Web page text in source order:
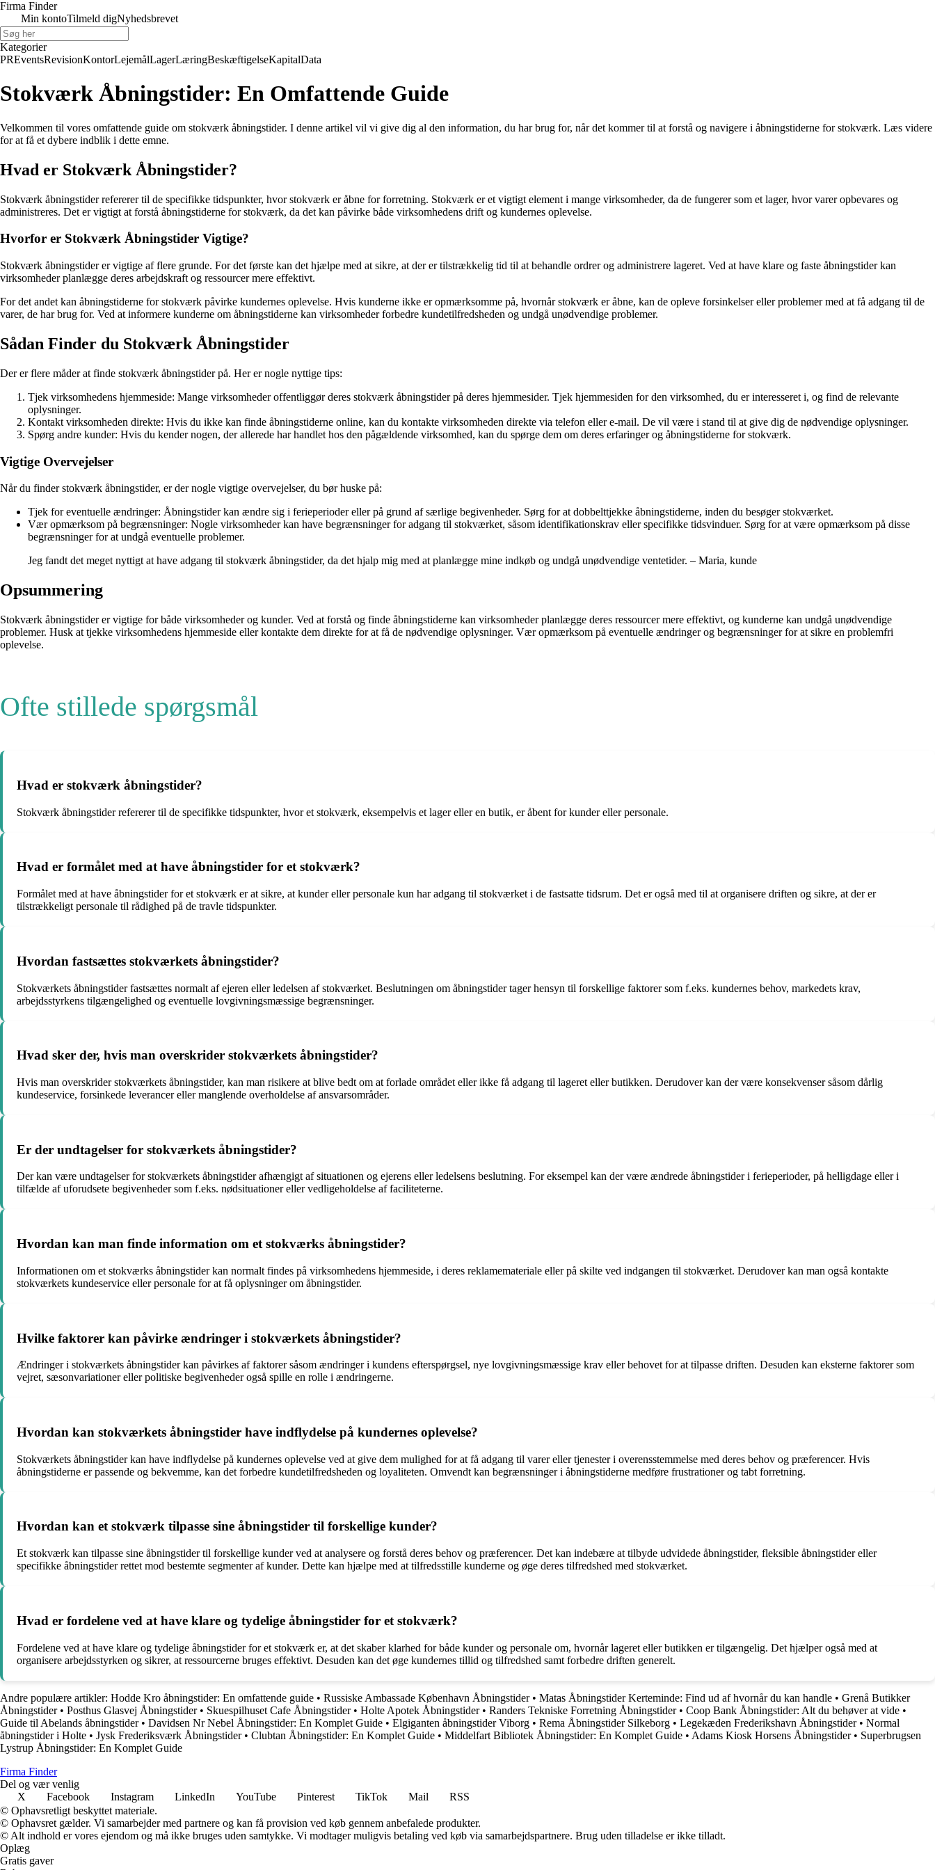
Firma Finder
Min kontoTilmeld digNyhedsbrevet
Kategorier
PREventsRevisionKontorLejemålLagerLæringBeskæftigelseKapitalData
Stokværk Åbningstider: En Omfattende Guide
Velkommen til vores omfattende guide om stokværk åbningstider. I denne artikel vil vi give dig al den information, du har brug for, når det kommer til at forstå og navigere i åbningstiderne for stokværk. Læs videre
for at få et dybere indblik i dette emne.
Hvad er Stokværk Åbningstider?
Stokværk åbningstider refererer til de specifikke tidspunkter, hvor stokværk er åbne for forretning. Stokværk er et vigtigt element i mange virksomheder, da de fungerer som et lager, hvor varer opbevares og
administreres. Det er vigtigt at forstå åbningstiderne for stokværk, da det kan påvirke både virksomhedens drift og kundernes oplevelse.
Hvorfor er Stokværk Åbningstider Vigtige?
Stokværk åbningstider er vigtige af flere grunde. For det første kan det hjælpe med at sikre, at der er tilstrækkelig tid til at behandle ordrer og administrere lageret. Ved at have klare og faste åbningstider kan
virksomheder planlægge deres arbejdskraft og ressourcer mere effektivt.
For det andet kan åbningstiderne for stokværk påvirke kundernes oplevelse. Hvis kunderne ikke er opmærksomme på, hvornår stokværk er åbne, kan de opleve forsinkelser eller problemer med at få adgang til de
varer, de har brug for. Ved at informere kunderne om åbningstiderne kan virksomheder forbedre kundetilfredsheden og undgå unødvendige problemer.
Sådan Finder du Stokværk Åbningstider
Der er flere måder at finde stokværk åbningstider på. Her er nogle nyttige tips:
Tjek virksomhedens hjemmeside: Mange virksomheder offentliggør deres stokværk åbningstider på deres hjemmesider. Tjek hjemmesiden for den virksomhed, du er interesseret i, og find de relevante
oplysninger.
Kontakt virksomheden direkte: Hvis du ikke kan finde åbningstiderne online, kan du kontakte virksomheden direkte via telefon eller e-mail. De vil være i stand til at give dig de nødvendige oplysninger.
Spørg andre kunder: Hvis du kender nogen, der allerede har handlet hos den pågældende virksomhed, kan du spørge dem om deres erfaringer og åbningstiderne for stokværk.
Vigtige Overvejelser
Når du finder stokværk åbningstider, er der nogle vigtige overvejelser, du bør huske på:
Tjek for eventuelle ændringer: Åbningstider kan ændre sig i ferieperioder eller på grund af særlige begivenheder. Sørg for at dobbelttjekke åbningstiderne, inden du besøger stokværket.
Vær opmærksom på begrænsninger: Nogle virksomheder kan have begrænsninger for adgang til stokværket, såsom identifikationskrav eller specifikke tidsvinduer. Sørg for at være opmærksom på disse
begrænsninger for at undgå eventuelle problemer.
Jeg fandt det meget nyttigt at have adgang til stokværk åbningstider, da det hjalp mig med at planlægge mine indkøb og undgå unødvendige ventetider. – Maria, kunde
Opsummering
Stokværk åbningstider er vigtige for både virksomheder og kunder. Ved at forstå og finde åbningstiderne kan virksomheder planlægge deres ressourcer mere effektivt, og kunderne kan undgå unødvendige
problemer. Husk at tjekke virksomhedens hjemmeside eller kontakte dem direkte for at få de nødvendige oplysninger. Vær opmærksom på eventuelle ændringer og begrænsninger for at sikre en problemfri
oplevelse.
Ofte stillede spørgsmål
Hvad er stokværk åbningstider?
Stokværk åbningstider refererer til de specifikke tidspunkter, hvor et stokværk, eksempelvis et lager eller en butik, er åbent for kunder eller personale.
Hvad er formålet med at have åbningstider for et stokværk?
Formålet med at have åbningstider for et stokværk er at sikre, at kunder eller personale kun har adgang til stokværket i de fastsatte tidsrum. Det er også med til at organisere driften og sikre, at der er
tilstrækkeligt personale til rådighed på de travle tidspunkter.
Hvordan fastsættes stokværkets åbningstider?
Stokværkets åbningstider fastsættes normalt af ejeren eller ledelsen af stokværket. Beslutningen om åbningstider tager hensyn til forskellige faktorer som f.eks. kundernes behov, markedets krav,
arbejdsstyrkens tilgængelighed og eventuelle lovgivningsmæssige begrænsninger.
Hvad sker der, hvis man overskrider stokværkets åbningstider?
Hvis man overskrider stokværkets åbningstider, kan man risikere at blive bedt om at forlade området eller ikke få adgang til lageret eller butikken. Derudover kan der være konsekvenser såsom dårlig
kundeservice, forsinkede leverancer eller manglende overholdelse af ansvarsområder.
Er der undtagelser for stokværkets åbningstider?
Der kan være undtagelser for stokværkets åbningstider afhængigt af situationen og ejerens eller ledelsens beslutning. For eksempel kan der være ændrede åbningstider i ferieperioder, på helligdage eller i
tilfælde af uforudsete begivenheder som f.eks. nødsituationer eller vedligeholdelse af faciliteterne.
Hvordan kan man finde information om et stokværks åbningstider?
Informationen om et stokværks åbningstider kan normalt findes på virksomhedens hjemmeside, i deres reklamemateriale eller på skilte ved indgangen til stokværket. Derudover kan man også kontakte
stokværkets kundeservice eller personale for at få oplysninger om åbningstider.
Hvilke faktorer kan påvirke ændringer i stokværkets åbningstider?
Ændringer i stokværkets åbningstider kan påvirkes af faktorer såsom ændringer i kundens efterspørgsel, nye lovgivningsmæssige krav eller behovet for at tilpasse driften. Desuden kan eksterne faktorer som
vejret, sæsonvariationer eller politiske begivenheder også spille en rolle i ændringerne.
Hvordan kan stokværkets åbningstider have indflydelse på kundernes oplevelse?
Stokværkets åbningstider kan have indflydelse på kundernes oplevelse ved at give dem mulighed for at få adgang til varer eller tjenester i overensstemmelse med deres behov og præferencer. Hvis
åbningstiderne er passende og bekvemme, kan det forbedre kundetilfredsheden og loyaliteten. Omvendt kan begrænsninger i åbningstiderne medføre frustrationer og tabt forretning.
Hvordan kan et stokværk tilpasse sine åbningstider til forskellige kunder?
Et stokværk kan tilpasse sine åbningstider til forskellige kunder ved at analysere og forstå deres behov og præferencer. Det kan indebære at tilbyde udvidede åbningstider, fleksible åbningstider eller
specifikke åbningstider rettet mod bestemte segmenter af kunder. Dette kan hjælpe med at tilfredsstille kunderne og øge deres tilfredshed med stokværket.
Hvad er fordelene ved at have klare og tydelige åbningstider for et stokværk?
Fordelene ved at have klare og tydelige åbningstider for et stokværk er, at det skaber klarhed for både kunder og personale om, hvornår lageret eller butikken er tilgængelig. Det hjælper også med at
organisere arbejdsstyrken og sikrer, at ressourcerne bruges effektivt. Desuden kan det øge kundernes tillid og tilfredshed samt forbedre driften generelt.
Andre populære artikler: Hodde Kro åbningstider: En omfattende guide • Russiske Ambassade København Åbningstider• Matas Åbningstider Kerteminde: Find ud af hvornår du kan handle • Grenå Butikker
Åbningstider• Posthus Glasvej Åbningstider• Skuespilhuset Cafe Åbningstider• Holte Apotek Åbningstider• Randers Tekniske Forretning Åbningstider• Coop Bank Åbningstider: Alt du behøver at vide •
Guide til Abelands åbningstider• Davidsen Nr Nebel Åbningstider: En Komplet Guide • Elgiganten åbningstider Viborg • Rema Åbningstider Silkeborg • Legekæden Frederikshavn Åbningstider• Normal
åbningstider i Holte • Jysk Frederiksværk Åbningstider• Clubtan Åbningstider: En Komplet Guide • Middelfart Bibliotek Åbningstider: En Komplet Guide • Adams Kiosk Horsens Åbningstider• Superbrugsen
Lystrup Åbningstider: En Komplet Guide
Firma Finder
Del og vær venlig
X
Facebook Instagram LinkedIn YouTube Pinterest TikTok Mail
RSS
© Ophavsretligt beskyttet materiale.
© Ophavsret gælder. Vi samarbejder med partnere og kan få provision ved køb gennem anbefalede produkter.
© Alt indhold er vores ejendom og må ikke bruges uden samtykke. Vi modtager muligvis betaling ved køb via samarbejdspartnere. Brug uden tilladelse er ikke tilladt.
Oplæg
Gratis gaver